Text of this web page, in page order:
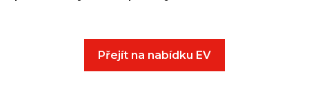
Přejít na nabídku EV